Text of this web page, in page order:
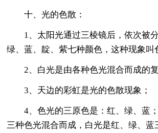
十、光的色散：
1、太阳光通过三棱镜后，依次被
绿、蓝、靛、紫七种颜色，这种现象叫
2、白光是由各种色光混合而成的
3、天边的彩虹是光的色散现象；
4、色光的三原色是：红、绿、蓝
三种色光混合而成，白光是红、绿、蓝